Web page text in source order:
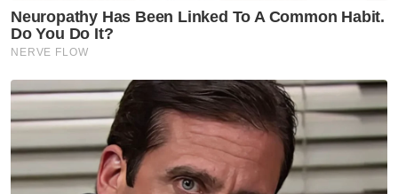
Ahmad Zahid
Nasional
Jangan hukum pegawai KKDW
hadir program rasmi ketika
PRN - Ahmad Zahid